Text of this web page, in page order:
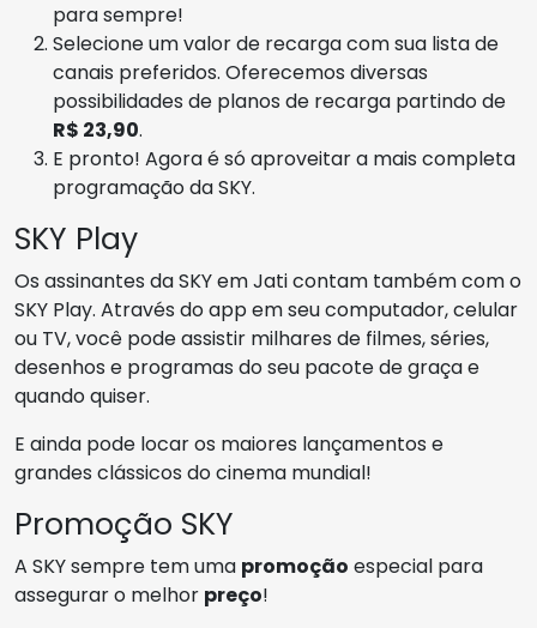
para sempre!
Selecione um valor de recarga com sua lista de
canais preferidos. Oferecemos diversas
possibilidades de planos de recarga partindo de
R$ 23,90.
E pronto! Agora é só aproveitar a mais completa
programação da SKY.
SKY Play
Os assinantes da SKY em Jati contam também com o
SKY Play. Através do app em seu computador, celular
ou TV, você pode assistir milhares de filmes, séries,
desenhos e programas do seu pacote de graça e
quando quiser.
E ainda pode locar os maiores lançamentos e
grandes clássicos do cinema mundial!
Promoção SKY
A SKY sempre tem uma promoção especial para
assegurar o melhor preço!